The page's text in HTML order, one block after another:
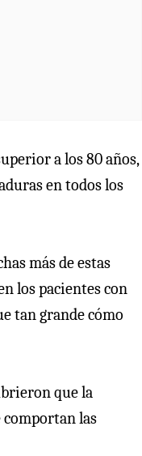
a los 80 años,
en todos los
más de estas
los pacientes con
tan grande cómo
que la
comportan las